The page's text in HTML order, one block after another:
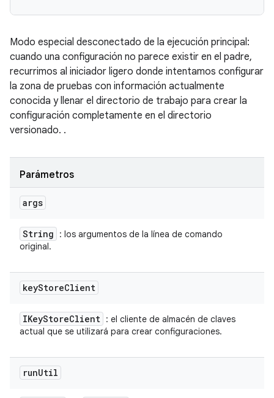
Modo especial desconectado de la ejecución principal:
cuando una configuración no parece existir en el padre,
recurrimos al iniciador ligero donde intentamos configurar
la zona de pruebas con información actualmente
conocida y llenar el directorio de trabajo para crear la
configuración completamente en el directorio
versionado. .
Parámetros
args
String
: los argumentos de la línea de comando
original.
keyStoreClient
IKeyStoreClient : el cliente de almacén de claves
actual que se utilizará para crear configuraciones.
runUtil